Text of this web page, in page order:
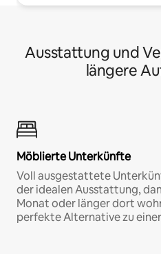
Ausstattung und
längere
Möblierte Unterkünfte
Voll ausgestattete
der idealen Ausstattung,
Monat oder länger dort
perfekte Alternative zu